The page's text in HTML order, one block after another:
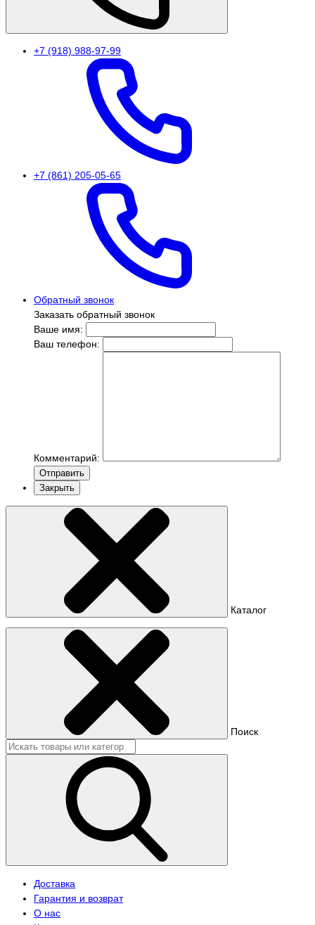
+7 (918) 988-97-99
+7 (861) 205-05-65
Обратный звонок
Заказать обратный звонок
Ваше имя:
Ваш телефон:
Комментарий:
Отправить
Закрыть
Каталог
Поиск
Доставка
Гарантия и возврат
О нас